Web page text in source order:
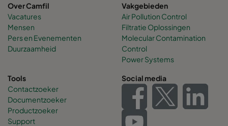
Over Camfil
Vacatures
Mensen
Pers en Evenementen
Duurzaamheid
Vakgebieden
Air Pollution Control
Filtratie Oplossingen
Molecular Contamination
Control
Power Systems
Tools
Contactzoeker
Documentzoeker
Productzoeker
Support
Social media